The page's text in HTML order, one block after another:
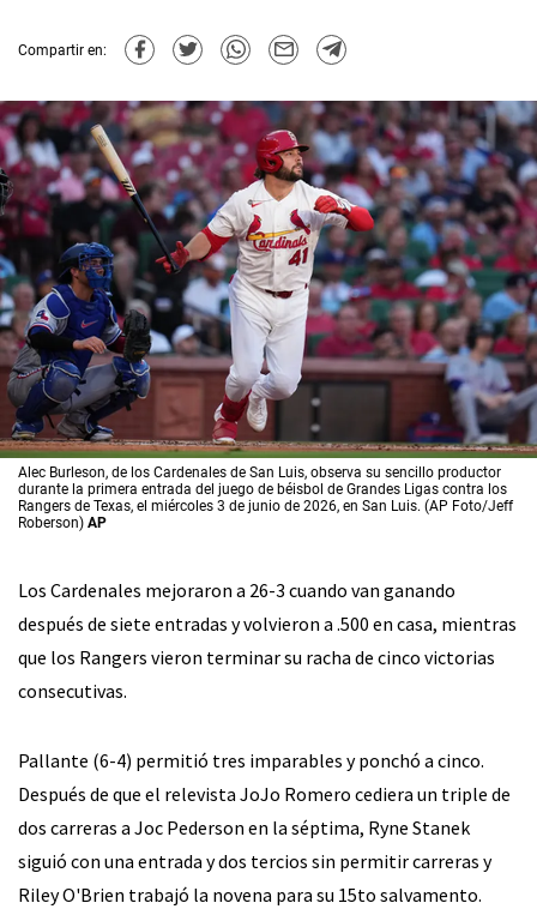
Compartir en:
Alec Burleson, de los Cardenales de San Luis, observa su sencillo productor
durante la primera entrada del juego de béisbol de Grandes Ligas contra los
Rangers de Texas, el miércoles 3 de junio de 2026, en San Luis. (AP Foto/Jeff
Roberson) AP
Los Cardenales mejoraron a 26-3 cuando van ganando
después de siete entradas y volvieron a .500 en casa, mientras
que los Rangers vieron terminar su racha de cinco victorias
consecutivas.
Pallante (6-4) permitió tres imparables y ponchó a cinco.
Después de que el relevista JoJo Romero cediera un triple de
dos carreras a Joc Pederson en la séptima, Ryne Stanek
siguió con una entrada y dos tercios sin permitir carreras y
Riley O'Brien trabajó la novena para su 15to salvamento.